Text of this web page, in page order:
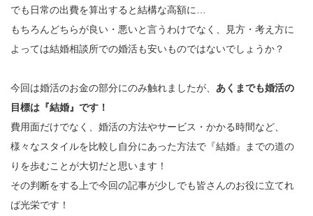
でも日常の出費を算出すると結構な高額に…
もちろんどちらが良い・悪いと言うわけでなく、見方・考え方に
よっては結婚相談所での婚活も安いものではないでしょうか？
今回は婚活のお金の部分にのみ触れましたが、 あくまでも婚活の
目標は『結婚』です！
費用面だけでなく、婚活の方法やサービス・かかる時間など、
様々なスタイルを比較し自分にあった方法で『結婚』までの道の
りを歩むことが大切だと思います！
その判断をする上で今回の記事が少しでも皆さんのお役に立てれ
ば光栄です！